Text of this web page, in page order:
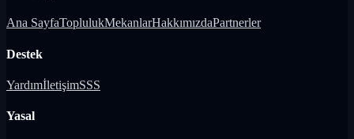
Ana SayfaToplulukMekanlarHakkımızdaPartnerler
Destek
YardımİletişimSSS
Yasal